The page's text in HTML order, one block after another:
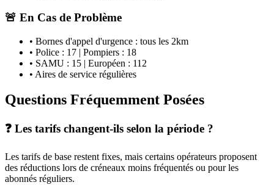
🚨 En Cas de Problème
• Bornes d'appel d'urgence : tous les 2km
• Police : 17 | Pompiers : 18
• SAMU : 15 | Européen : 112
• Aires de service régulières
Questions Fréquemment Posées
❓ Les tarifs changent-ils selon la période ?
Les tarifs de base restent fixes, mais certains opérateurs proposent
des réductions lors de créneaux moins fréquentés ou pour les
abonnés réguliers.